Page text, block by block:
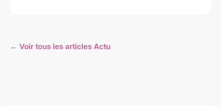
← Voir tous les articles Actu